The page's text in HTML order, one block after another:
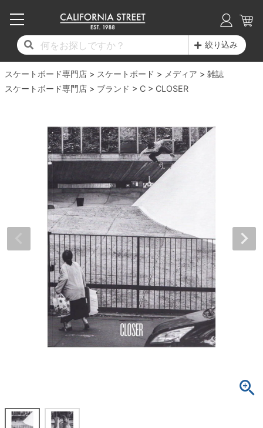
絞り込み
スケートボード専門店 スケートボード メディア
雑誌
スケートボード専門店
ブランド C CLOSER
17時までのご注文は当日発送！
11,000円以上で送料無料！
毎月1日はポイント5倍！10日と20日は3倍！
デッキ
17時までのご注文は当日発送！
11,000円以上で送料無料！
毎月1日はポイント5倍！10日と20日は3倍！
デッキブランド一覧（全てのデッキ）
サイズからデッキを選ぶ
子供用デッキ
7.0inch以下
7.7inch
トラック
17時までのご注文は当日発送！
11,000円以上で送料無料！
毎月1日はポイント5倍！10日と20日は3倍！
トラックブランド一覧（全てのトラック）
適合デッキサイズから選ぶ
7.0inch以下
7.2inch
7.8inch
ウィール
17時までのご注文は当日発送！
11,000円以上で送料無料！
毎月1日はポイント5倍！10日と20日は3倍！
ウィールブランド一覧（全てのウィール）
ウィールをサイズから選ぶ
50mm
51mm
56mm
スピットファイヤー F4（フォーミュラフォ
ボーンズ XF（エックスフォーミュラ）
ボーンズ STF（エスティーエフ）
パウエルペラルタ DF（ドラゴンフォーミュ
ソフトウィール（クルーザー）
ベアリング
デッキテープ
ボルト
パーツ・その他
足回りセット（トラック・ウィールセット）
練習用アイテム（初心者におすすめ）
17時までのご注文は当日発送！
11,000円以上で送料無料！
毎月1日はポイント5倍！10日と20日は3倍！
シューズブランド一覧
シューズをサイズから選ぶ
20cm
21cm
24cm
インソール
シューレース・その他
17時までのご注文は当日発送！
11,000円以上で送料無料！
毎月1日はポイント5倍！10日と20日は3倍！
ロングスリーブTシャツ
ジャケット
パーカー
トレーナー・セーター
パンツ
ショーツ
長袖ボタンシャツ
7分袖シャツ・ラグラン
キャップ
17時までのご注文は当日発送！
11,000円以上で送料無料！
毎月1日はポイント5倍！10日と20日は3倍！
カテゴリー
17時までのご注文は当日発送！
11,000円以上で送料無料！
毎月1日はポイント5倍！10日と20日は3倍！
商品情報
徹底解析
スタッフおすすめアイテム
ブランド紹介
INFO
スケートパーク情報
17時までのご注文は当日発送！
11,000円以上で送料無料！
毎月1日はポイント5倍！10日と20日は3倍！
ショップライダー紹介
スタッフ紹介
カリフォルニアストリートの歴史
プライバシーポリシー
特定商取引法に基づく表記